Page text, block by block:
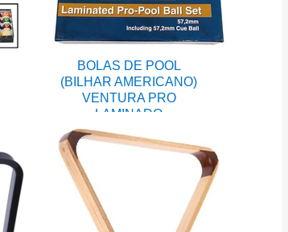
BOLAS DE POOL
(BILHAR AMERICANO)
VENTURA PRO
LAMINADO